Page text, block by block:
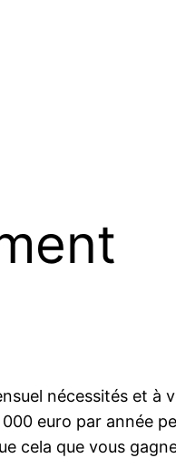
nécessités et à
000 euro par année
cela que vous